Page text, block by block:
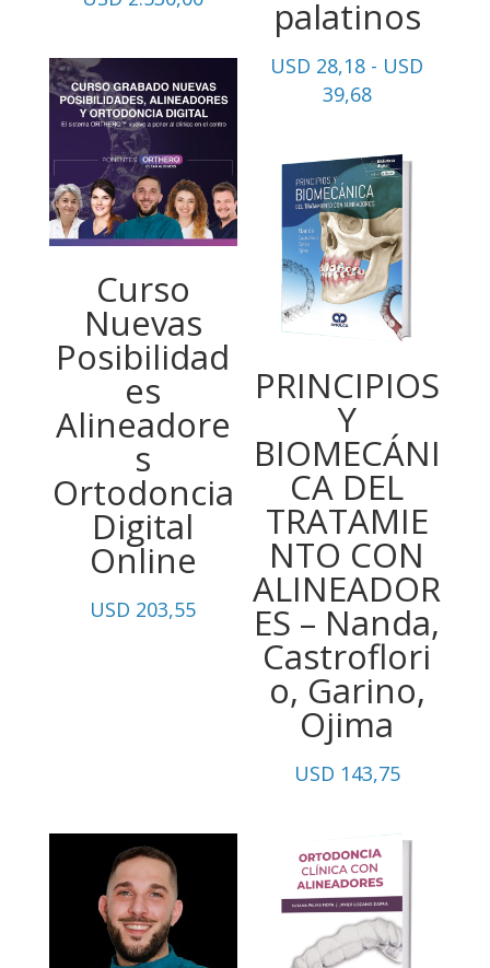
palatinos
USD 28,18 - USD
39,68Rango
precios:
desde
USD
28,18
hasta
USD
39,68
Curso
Nuevas
Posibilidad
es
Alineadore
s
Ortodoncia
Digital
Online
USD 203,55
PRINCIPIOS
Y
BIOMECÁNI
CA DEL
TRATAMIE
NTO CON
ALINEADOR
ES – Nanda,
Castroflori
o, Garino,
Ojima
USD 143,75